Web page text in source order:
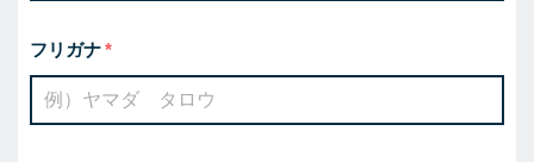
フリガナ